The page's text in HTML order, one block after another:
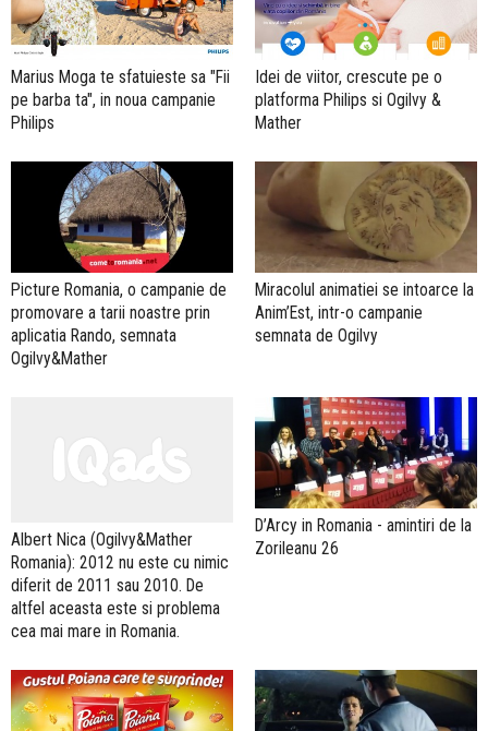
Marius Moga te sfatuieste sa "Fii
pe barba ta", in noua campanie
Philips
Idei de viitor, crescute pe o
platforma Philips si Ogilvy &
Mather
Picture Romania, o campanie de
promovare a tarii noastre prin
aplicatia Rando, semnata
Ogilvy&Mather
Miracolul animatiei se intoarce la
Anim’Est, intr-o campanie
semnata de Ogilvy
Albert Nica (Ogilvy&Mather
Romania): 2012 nu este cu nimic
diferit de 2011 sau 2010. De
altfel aceasta este si problema
cea mai mare in Romania.
D’Arcy in Romania - amintiri de la
Zorileanu 26